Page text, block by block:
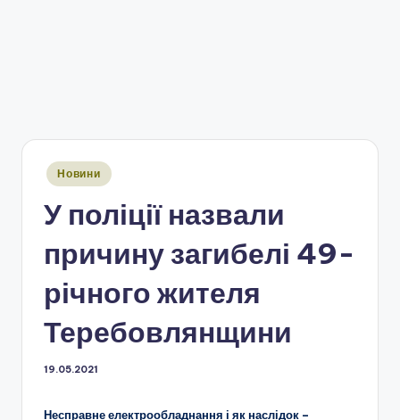
Опубліковано
Новини
У поліції назвали
причину загибелі 49-
річного жителя
Теребовлянщини
19.05.2021
Несправне електрообладнання і як наслідок –